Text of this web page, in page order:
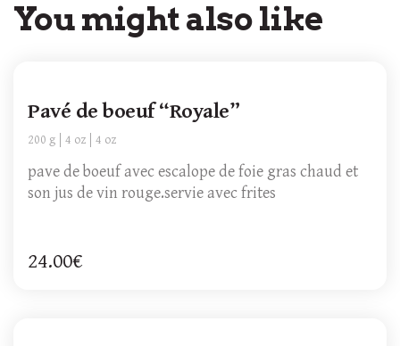
You might also like
Pavé de boeuf “Royale”
200 g 4 oz 4 oz
pave de boeuf avec escalope de foie gras chaud et
son jus de vin rouge.servie avec frites
24.00€